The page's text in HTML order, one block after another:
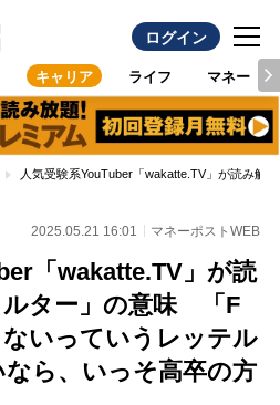
ログイン
キャリア ライフ マネー
人気受験系YouTuber「wakatte.TV」が読み
2025.05.21 16:01 マネーポストWEB
「wakatte.TV」が読
ルター」の意味 「F
いっていうレッテル
ら、いっそ高卒の方